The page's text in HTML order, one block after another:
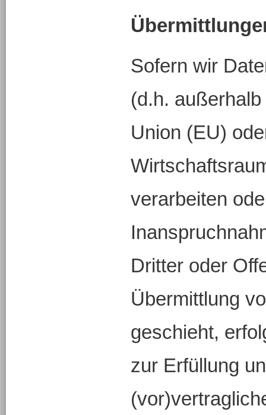
Sofern wir
(d.h.
Union (EU)
verarbeiten
Dritter oder
Übermittlung
geschieht,
zur Erfüllung